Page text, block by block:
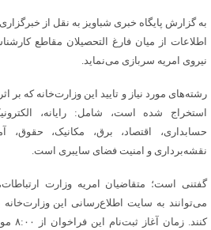
به گزارش پایگاه خبری شباویز به نقل از
اطلاعات از میان فارغ التحصیلان مقاطع
نیروی امریه سربازی می‌نماید.
رشته‌های مورد نیاز و تایید این وزارت‌خانه که بر
استخراج شده است، شامل: رایانه،
حسابداری، اقتصاد، برق، مکانیک، حقوق،
نقشه‌برداری و امنیت فضای سایبری است.
گفتنی است؛ متقاضیان امریه وزارت
می‌توانند به سایت اطلاع‌رسانی این